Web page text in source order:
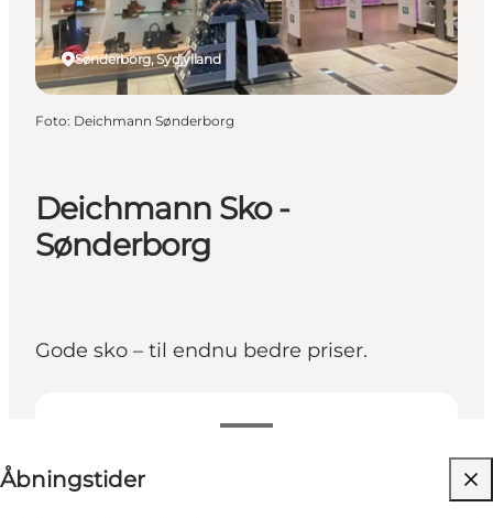
Deichmann Sko -
Sønderborg
Gode sko – til endnu bedre priser.
ÅbningstiderBesøg hjemmeside
Sønderborg, Sydjylland
Foto: Deichmann Sønderborg